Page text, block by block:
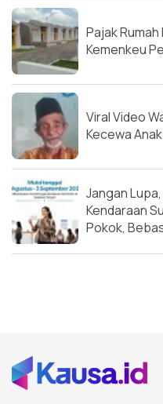
Pajak Rumah
Kemenkeu
Viral Video
Kecewa
Jangan
Kendaraan
Pokok,